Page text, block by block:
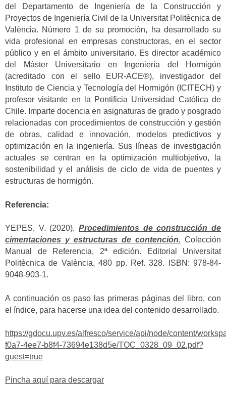
del Departamento de Ingeniería de la Construcción y
Proyectos de Ingeniería Civil de la Universitat Politècnica de
València. Número 1 de su promoción, ha desarrollado su
vida profesional en empresas constructoras, en el sector
público y en el ámbito universitario. Es director académico
del Máster Universitario en Ingeniería del Hormigón
(acreditado con el sello EUR-ACE®), investigador del
Instituto de Ciencia y Tecnología del Hormigón (ICITECH) y
profesor visitante en la Pontificia Universidad Católica de
Chile. Imparte docencia en asignaturas de grado y posgrado
relacionadas con procedimientos de construcción y gestión
de obras, calidad e innovación, modelos predictivos y
optimización en la ingeniería. Sus líneas de investigación
actuales se centran en la optimización multiobjetivo, la
sostenibilidad y el análisis de ciclo de vida de puentes y
estructuras de hormigón.
Referencia:
YEPES, V. (2020). Procedimientos de construcción de
cimentaciones y estructuras de contención. Colección
Manual de Referencia, 2ª edición. Editorial Universitat
Politècnica de València, 480 pp. Ref. 328. ISBN: 978-84-
9048-903-1.
A continuación os paso las primeras páginas del libro, con
el índice, para hacerse una idea del contenido desarrollado.
https://gdocu.upv.es/alfresco/service/api/node/content/
f0a7-4ee7-b8f4-73694e138d5e/TOC_0328_09_02.pdf?
guest=true
Pincha aquí para descargar